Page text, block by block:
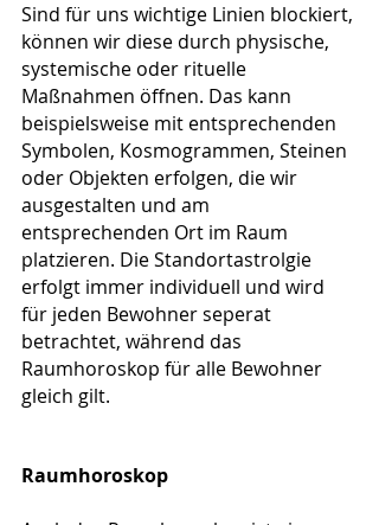
Sind für uns wichtige Linien blockiert,
können wir diese durch physische,
systemische oder rituelle
Maßnahmen öffnen. Das kann
beispielsweise mit entsprechenden
Symbolen, Kosmogrammen, Steinen
oder Objekten erfolgen, die wir
ausgestalten und am
entsprechenden Ort im Raum
platzieren. Die Standortastrolgie
erfolgt immer individuell und wird
für jeden Bewohner seperat
betrachtet, während das
Raumhoroskop für alle Bewohner
gleich gilt.
Raumhoroskop